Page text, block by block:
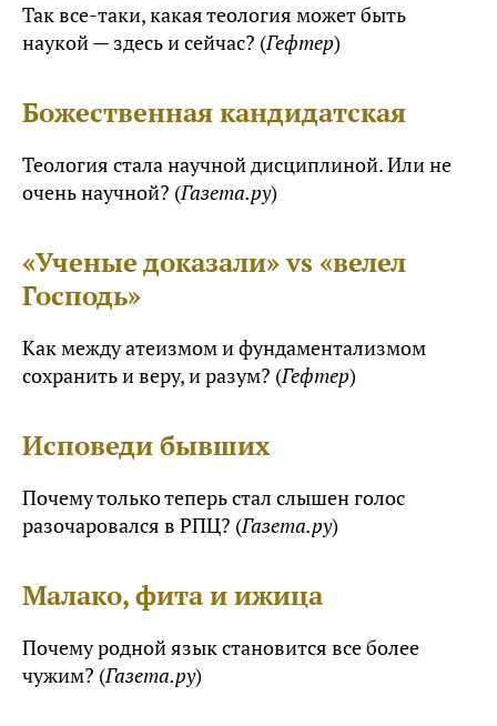
Так все-таки, какая теология может быть
наукой — здесь и сейчас? (Гефтер)
Божественная кандидатская
Теология стала научной дисциплиной. Или не
очень научной? (Газета.ру)
«Ученые доказали» vs «велел
Господь»
Как между атеизмом и фундаментализмом
сохранить и веру, и разум? (Гефтер)
Исповеди бывших
Почему только теперь стал слышен голос
разочаровался в РПЦ? (Газета.ру)
Малако, фита и ижица
Почему родной язык становится все более
чужим? (Газета.ру)